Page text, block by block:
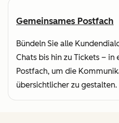
Gemeinsames Postfach
Bündeln Sie alle
Chats bis hin zu Tickets – in
Postfach, um die
übersichtlicher zu gestalten.